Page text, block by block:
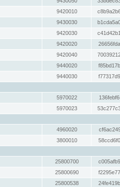
9420010
9430030
9420030
9420020
9420040
9440020
9440030
5970022
5970023
4960020
3800010
25800700
25800690
25800538